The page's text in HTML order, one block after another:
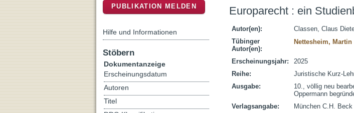
Europarecht : ein
Autor(en): Classen, Claus
Tübinger
Autor(en):
Nettesheim, Martin
Erscheinungsjahr:
2025
Reihe:
Juristische Kurz-
Ausgabe:
10., völlig neu
Oppermann
Verlagsangabe:
München C.H. Beck
PUBLIKATION MELDEN
Hilfe und Informationen
Stöbern
Dokumentanzeige
Erscheinungsdatum
Autoren
Titel